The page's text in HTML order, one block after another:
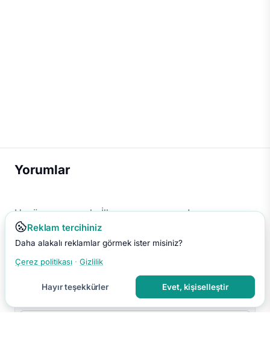
Yorumlar
Henüz yorum yok. İlk yorumu sen yap!
Reklam tercihiniz
Daha alakalı reklamlar görmek ister misiniz?
Çerez politikası · Gizlilik
Hayır teşekkürler Evet, kişiselleştir